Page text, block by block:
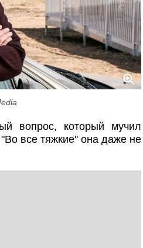
вопрос, который мучил
все тяжкие" она даже не